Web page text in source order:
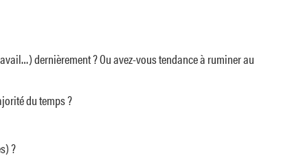
dernièrement ? Ou avez-vous tendance à ruminer au
du temps ?
?